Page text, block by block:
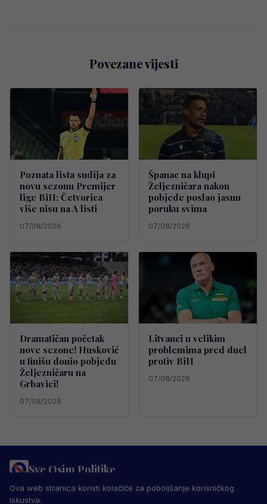
Povezane vijesti
Poznata lista sudija za
novu sezonu Premijer
lige BiH: Četvorica
više nisu na A listi
07/08/2026
Španac na klupi
Željezničara nakon
pobjede poslao jasnu
poruku svima
07/08/2026
Dramatičan početak
nove sezone! Husković
u finišu donio pobjedu
Željezničaru na
Grbavici!
07/08/2026
Litvanci u velikim
problemima pred duel
protiv BiH
07/08/2026
Sve Osim Politike
PRAVILA PRIVATNOSTI MARKETING
USLOVI KORIŠTENJA
IMPRESSUM
Ova web stranica koristi kolačiće za poboljšanje korisničkog
iskustva.